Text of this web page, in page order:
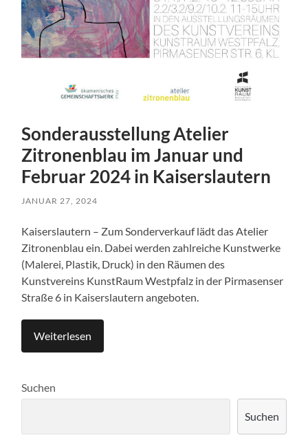
Sonderausstellung Atelier
Zitronenblau im Januar und
Februar 2024 in Kaiserslautern
JANUAR 27, 2024
Kaiserslautern – Zum Sonderverkauf lädt das Atelier
Zitronenblau ein. Dabei werden zahlreiche Kunstwerke
(Malerei, Plastik, Druck) in den Räumen des
Kunstvereins KunstRaum Westpfalz in der Pirmasenser
Straße 6 in Kaiserslautern angeboten.
Weiterlesen
Suchen
Suchen